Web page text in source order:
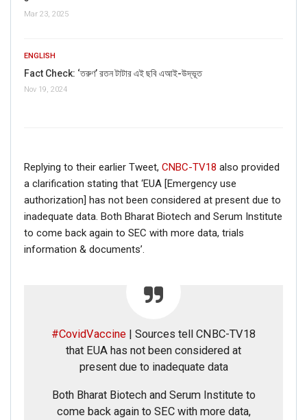
Mar 23, 2025
ENGLISH
Fact Check: ‘তরুণ’ রতন টাটার এই ছবি এআই-উদ্ভূত
Nov 19, 2024
Replying to their earlier Tweet, CNBC-TV18 also provided
a clarification stating that ‘EUA [Emergency use
authorization] has not been considered at present due to
inadequate data. Both Bharat Biotech and Serum Institute
to come back again to SEC with more data, trials
information & documents’.
#CovidVaccine | Sources tell CNBC-TV18
that EUA has not been considered at
present due to inadequate data
Both Bharat Biotech and Serum Institute to
come back again to SEC with more data,